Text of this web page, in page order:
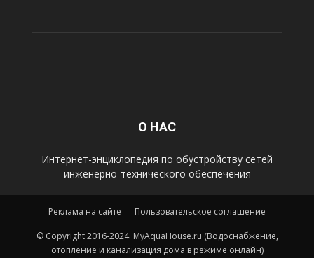
О НАС
Интернет-энциклопедия по обустройству сетей
инженерно-технического обеспечения
Реклама на сайте Пользовательское соглашение
© Copyright 2016-2024. MyAquaHouse.ru (Водоснабжение,
отопление и канализация дома в режиме онлайн)